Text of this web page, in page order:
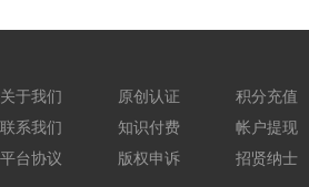
关于我们
联系我们
平台协议
原创认证
知识付费
版权申诉
积分充值
帐户提现
招贤纳士